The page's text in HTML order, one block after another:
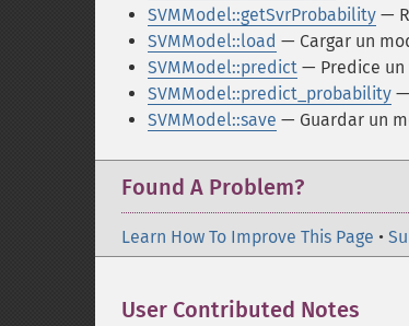
SVMModel::getSvrProbability —
SVMModel::load — Cargar un
SVMModel::predict — Predice un
SVMModel::predict_probability
SVMModel::save — Guardar un
Found A Problem?
Learn How To Improve This Page •
User Contributed Notes